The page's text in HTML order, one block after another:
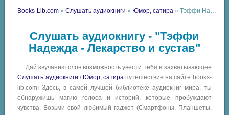
Books-Lib.com »Слушать аудиокниги » Юмор, сатира » Тэффи Надежда - Лекарство и сустав
Слушать аудиокнигу - "Тэффи
Надежда - Лекарство и сустав"
Дай звучанию слов возможность увести тебя в захватывающее
Слушать аудиокниги / Юмор, сатира путешествие на сайте books-
lib.com! Здесь, в самой лучшей библиотеке аудиокниг мира, ты
обнаружишь магию голоса и историй, которые пробуждают
чувства. Возьми свой любимый гаджет (Смартфоны, Планшеты,